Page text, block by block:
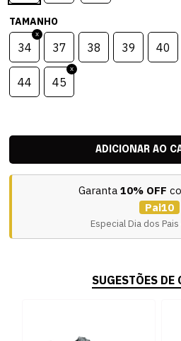
TAMANHO
34 37 38 39 40
44 45
Garanta 10% OFF
Pai10
Especial Dia dos
SUGESTÕES DE